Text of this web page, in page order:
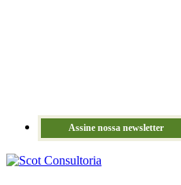
Assine nossa newsletter